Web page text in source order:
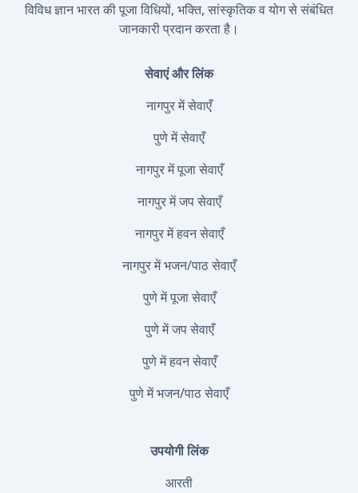
विविध ज्ञान भारत की पूजा विधियों, भक्ति, सांस्कृतिक व योग से संबंधित
जानकारी प्रदान करता है।
सेवाएं और लिंक
नागपुर में सेवाएँ
पुणे में सेवाएँ
नागपुर में पूजा सेवाएँ
नागपुर में जप सेवाएँ
नागपुर में हवन सेवाएँ
नागपुर में भजन/पाठ सेवाएँ
पुणे में पूजा सेवाएँ
पुणे में जप सेवाएँ
पुणे में हवन सेवाएँ
पुणे में भजन/पाठ सेवाएँ
उपयोगी लिंक
आरती